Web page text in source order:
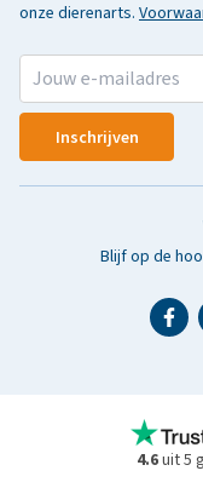
onze dierenarts.
Inschrijven
Blijf op de
4.6uit 5